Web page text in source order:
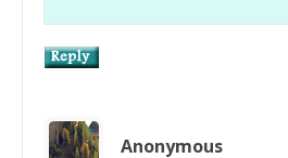
Anonymous